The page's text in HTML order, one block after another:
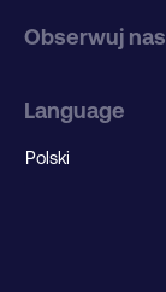
Obserwuj nas
Language